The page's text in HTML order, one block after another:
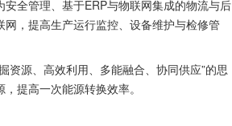
全管理、基于ERP与物联网集成的物流与后
，提高生产运行监控、设备维护与检修管
资源、高效利用、多能融合、协同供应”的思
提高一次能源转换效率。